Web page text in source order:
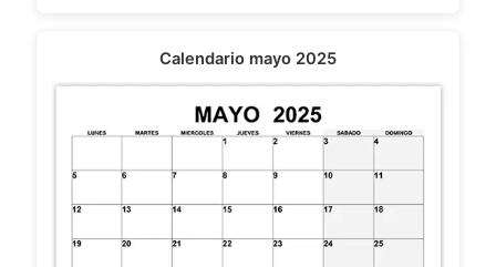
Calendario mayo 2025